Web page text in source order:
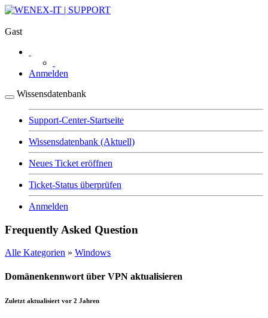
Gast
Anmelden
Wissensdatenbank
Support-Center-Startseite
Wissensdatenbank (Aktuell)
Neues Ticket eröffnen
Ticket-Status überprüfen
Anmelden
Frequently Asked Question
Alle Kategorien » Windows
Domänenkennwort über VPN aktualisieren
Zuletzt aktualisiert vor 2 Jahren